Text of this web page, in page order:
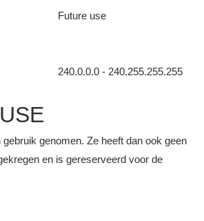
Future use
240.0.0.0 - 240.255.255.255
genomen. Ze heeft dan ook geen
en is gereserveerd voor de